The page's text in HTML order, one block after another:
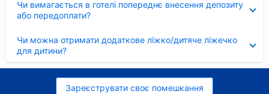
Чи вимагається в готелі попереднє внесення депозиту
або передоплати?
Чи можна отримати додаткове ліжко/дитяче ліжечко
для дитини?
Зареєструвати своє помешкання